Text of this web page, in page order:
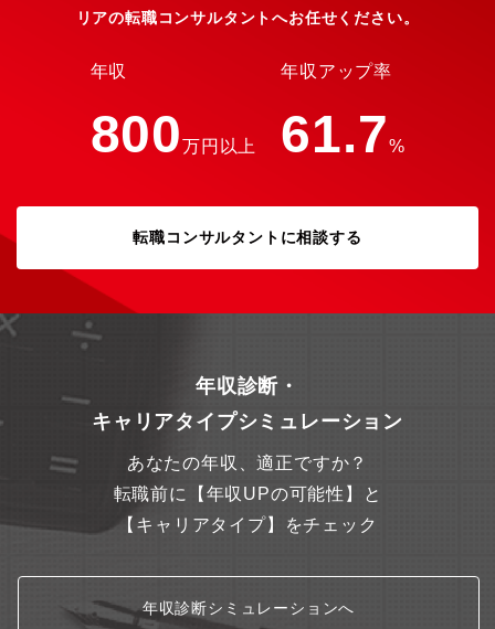
リアの転職コンサルタントへお任せください。
年収
800万円以上
年収アップ率
61.7%
転職コンサルタントに相談する
年収診断・
キャリアタイプシミュレーション
あなたの年収、適正ですか？
転職前に【年収UPの可能性】と
【キャリアタイプ】をチェック
年収診断シミュレーションへ